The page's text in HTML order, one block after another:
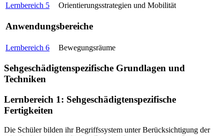
Lernbereich 5 Orientierungsstrategien und Mobilität
Anwendungsbereiche
Lernbereich 6 Bewegungsräume
Sehgeschädigtenspezifische Grundlagen und
Techniken
Lernbereich 1: Sehgeschädigtenspezifische
Fertigkeiten
Die Schüler bilden ihr Begriffssystem unter Berücksichtigung der